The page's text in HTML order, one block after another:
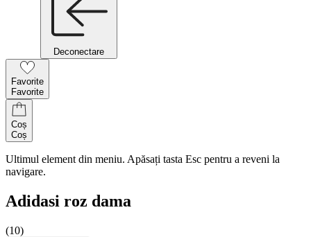
Deconectare
Favorite
Favorite
Coș
Coș
Ultimul element din meniu. Apăsați tasta Esc pentru a reveni la
navigare.
Adidasi roz dama
(10)